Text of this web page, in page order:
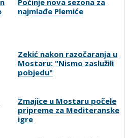
Počinje nova sezona za
najmlađe Plemiće